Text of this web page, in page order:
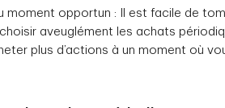
moment opportun : Il est facile de
aveuglément les achats
plus d’actions à un moment où